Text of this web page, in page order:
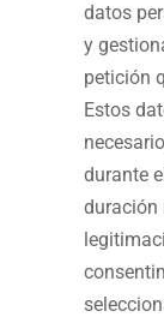
datos
y
petición
Estos
durante
duración